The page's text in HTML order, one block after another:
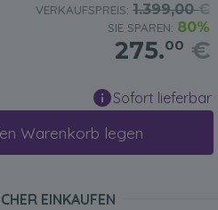
VERKAUFSPREIS: 1.399,00€
SIE SPAREN: 80%
275.00 €
Sofort lieferbar
Warenkorb legen
EINKAUFEN